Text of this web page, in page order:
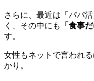
さらに
、最近は「パパ
く、その中にも
「食事
す。
女性もネットで言われ
かり。